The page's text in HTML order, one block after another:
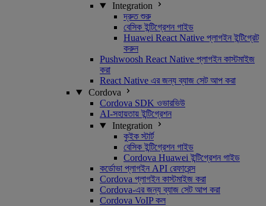
Integration
দ্রুত শুরু
বেসিক ইন্টিগ্রেশন গাইড
Huawei React Native প্লাগইন ইন্টিগ্রেট
করুন
Pushwoosh React Native প্লাগইন কাস্টমাইজ
করা
React Native এর জন্য ব্যাজ সেট আপ করা
Cordova
Cordova SDK ওভারভিউ
AI-সহায়তায় ইন্টিগ্রেশন
Integration
কুইক স্টার্ট
বেসিক ইন্টিগ্রেশন গাইড
Cordova Huawei ইন্টিগ্রেশন গাইড
কর্ডোভা প্লাগইন API রেফারেন্স
Cordova প্লাগইন কাস্টমাইজ করা
Cordova-এর জন্য ব্যাজ সেট আপ করা
Cordova VoIP কল